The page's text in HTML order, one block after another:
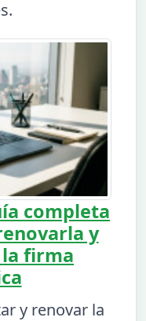
completa
y
firma
y renovar la